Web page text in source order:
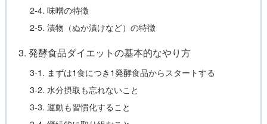
2-4. 味噌の特徴
2-5. 漬物（ぬか漬けなど）の特徴
3. 発酵食品ダイエットの基本的なやり方
3-1. まずは1食につき1発酵食品からスタートする
3-2. 水分摂取も忘れないこと
3-3. 運動も習慣化すること